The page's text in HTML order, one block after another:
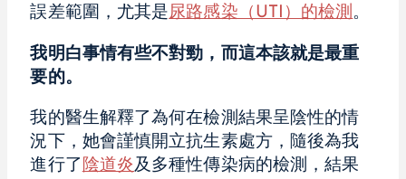
誤差範圍，尤其是尿路感染（UTI）的檢測 。
我明白事情有些不對勁，而這本該就是最重
要的。
我的醫生解釋了為何在檢測結果呈陰性的情
況下，她會謹慎開立抗生素處方，隨後為我
進行了 陰道炎及多種性傳染病的檢測，結果